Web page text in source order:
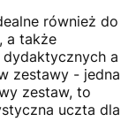
również do
a także
a
zestawy - jedna
zestaw, to
uczta dla